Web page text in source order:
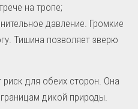
на тропе;
давление. Громкие
Тишина позволяет зверю
для обеих сторон. Она
дикой природы.